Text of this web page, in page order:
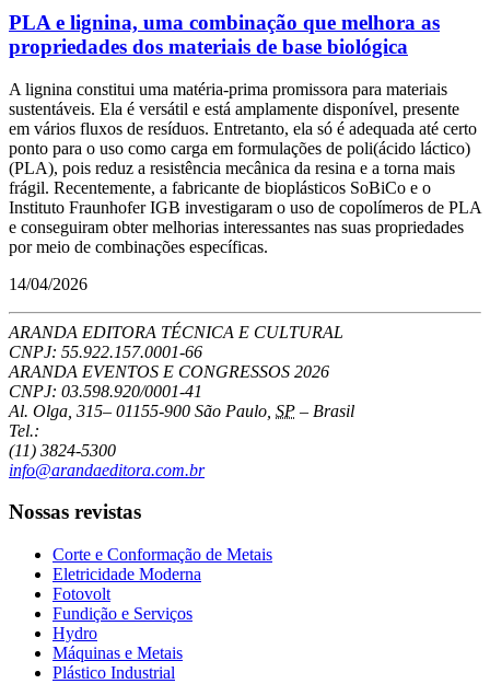
PLA e lignina, uma combinação que melhora as
propriedades dos materiais de base biológica
A lignina constitui uma matéria-prima promissora para materiais
sustentáveis. Ela é versátil e está amplamente disponível, presente
em vários fluxos de resíduos. Entretanto, ela só é adequada até certo
ponto para o uso como carga em formulações de poli(ácido láctico)
(PLA), pois reduz a resistência mecânica da resina e a torna mais
frágil. Recentemente, a fabricante de bioplásticos SoBiCo e o
Instituto Fraunhofer IGB investigaram o uso de copolímeros de PLA
e conseguiram obter melhorias interessantes nas suas propriedades
por meio de combinações específicas.
14/04/2026
ARANDA EDITORA TÉCNICA E CULTURAL
CNPJ: 55.922.157.0001-66
ARANDA EVENTOS E CONGRESSOS 2026
CNPJ: 03.598.920/0001-41
Al. Olga, 315– 01155-900 São Paulo SP – Brasil
Tel.:
(11) 3824-5300
info@arandaeditora.com.br
Nossas revistas
Corte e Conformação de Metais
Eletricidade Moderna
Fotovolt
Fundição e Serviços
Hydro
Máquinas e Metais
Plástico Industrial